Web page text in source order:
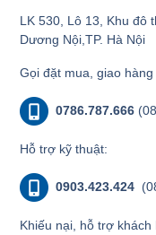
LK 530, Lô 13, Khu đô
Dương Nội,TP. Hà Nội
Gọi đặt mua, giao hàng
0786.787.666
Hỗ trợ kỹ thuật:
0903.423.424
Khiếu nại, hỗ trợ khách